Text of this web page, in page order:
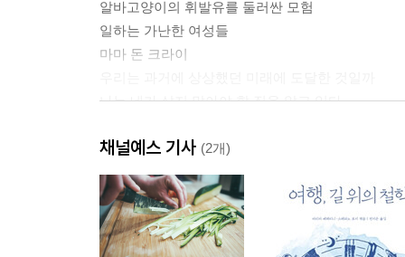
알바고양이의 휘발유를 둘러싼 모험
일하는 가난한 여성들
마마 돈 크라이
나는 네가 살지 말아야 할 집을 알고 있다
이어 읽기: 괜찮냐고 묻고 싶은 당신에게
웃어요 웃어봐요 좋은 게 좋은 거죠
화장실의 귀곡성
선택이라는 이데올로기
더하는 말 2: 세상을 바꾸는 만 원
채널예스 기사 (2개)